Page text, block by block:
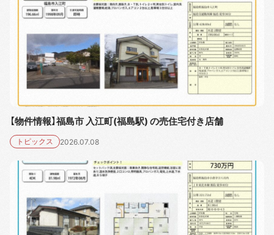
【物件情報】福島市 入江町(福島駅) の売住宅付き店舗
トピックス 2026.07.08